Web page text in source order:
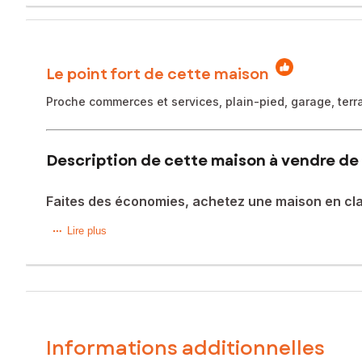
Le point fort de cette maison
Proche commerces et services, plain-pied, garage,
Description de cette maison à vendre de
Faites des économies, achetez une maison en
Attention, nouvelle baisse de prix pour cette maison
présence de la fibre dans le quartier assure une
À l'extérieur, la maison dispose d'une terrasse
À l'intérieur, c'est la surprise, vous n'avez qu'a poser vos
Lire plus
Informations additionnelles